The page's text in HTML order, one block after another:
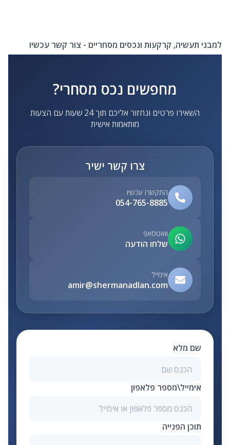
למבני תעשיה, קרקעות ונכסים מסחריים - צור קשר עכשיו
מחפשים נכס מסחרי?
השאירו פרטים ונחזור אליכם תוך 24 שעות עם הצעות
מותאמות אישית
צרו קשר ישיר
התקשרו עכשיו
054-765-8885
וואטסאפ
שלחו הודעה
אימייל
amir@shermanadlan.com
שם מלא
אימייל\מספר פלאפון
תוכן הפנייה